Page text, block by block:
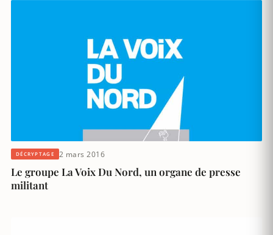
DÉCRYPTAGE 2 mars 2016
Le groupe La Voix Du Nord, un organe de presse
militant